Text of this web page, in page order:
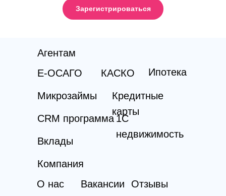
Зарегистрироваться
Кредитные
карты
CRM программа
Отзывы
Вакансии
О нас
1С
недвижимость
Микрозаймы
Ипотека
КАСКО
Е-ОСАГО
Компания
Агентам
Вклады